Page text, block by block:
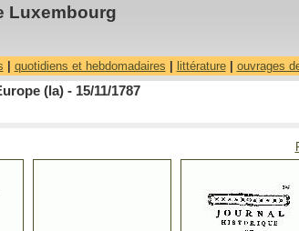
Luxembourg
quotidiens et hebdomadaires littérature| ouvrages
(la) - 15/11/1787